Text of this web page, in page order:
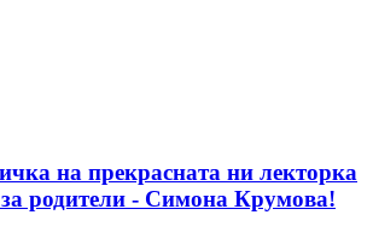
на прекрасната ни лекторка
родители - Симона Крумова!